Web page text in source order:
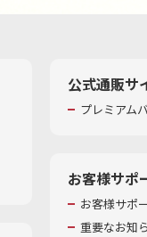
公式通販サ
プレミアム
お客様サポ
お客様サポ
重要なお知